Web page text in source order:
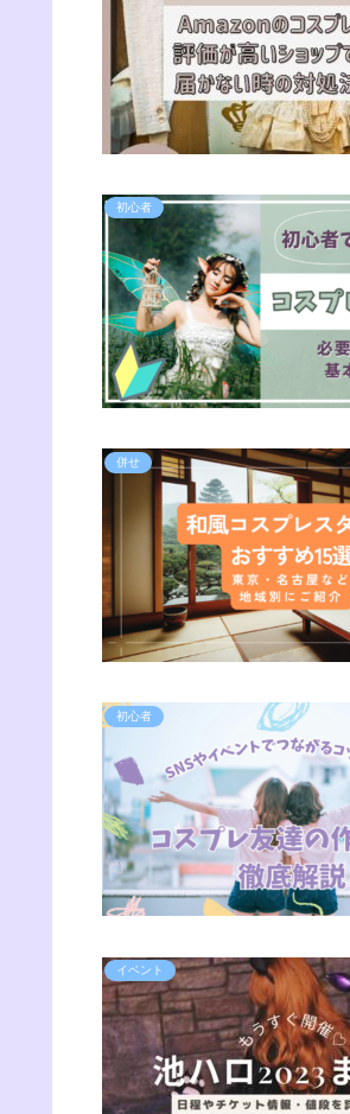
初心者
併せ
初心者
イベント